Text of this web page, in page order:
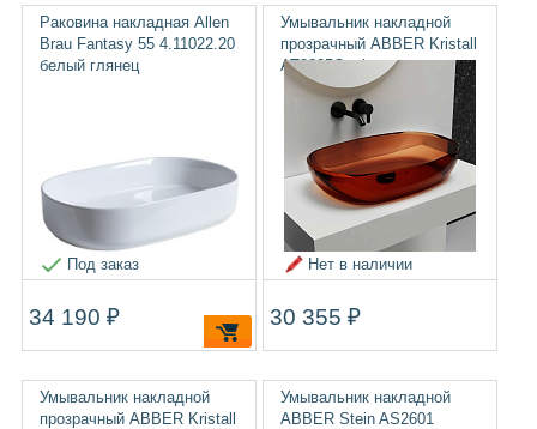
Раковина накладная Allen
Brau Fantasy 55 4.11022.20
белый глянец
Под заказ
34 190 ₽
Умывальник накладной
прозрачный ABBER Kristall
AT2805Opal
Нет в наличии
30 355 ₽
Умывальник накладной
прозрачный ABBER Kristall
Умывальник накладной
ABBER Stein AS2601